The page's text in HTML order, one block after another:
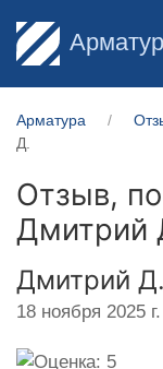
Арматура
Д.
Отзыв,
Дмитрий
Дмитрий Д.
18 ноября 2025 г.